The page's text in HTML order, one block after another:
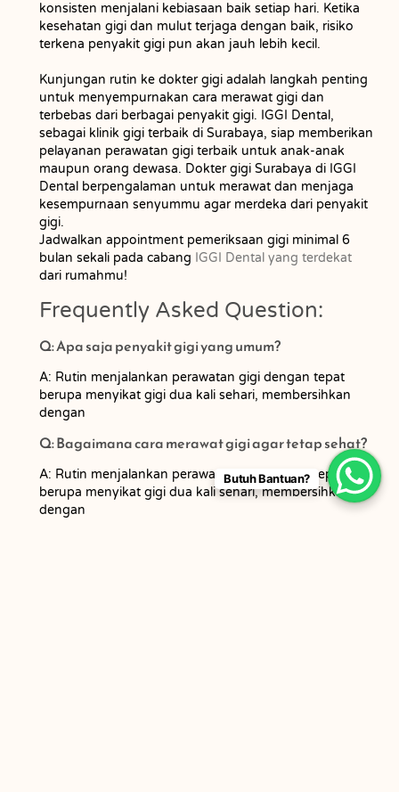
konsisten menjalani kebiasaan baik setiap hari. Ketika
kesehatan gigi dan mulut terjaga dengan baik, risiko
terkena penyakit gigi pun akan jauh lebih kecil.
Kunjungan rutin ke dokter gigi adalah langkah penting
untuk menyempurnakan cara merawat gigi dan
terbebas dari berbagai penyakit gigi. IGGI Dental,
sebagai klinik gigi terbaik di Surabaya, siap memberikan
pelayanan perawatan gigi terbaik untuk anak-anak
maupun orang dewasa. Dokter gigi Surabaya di IGGI
Dental berpengalaman untuk merawat dan menjaga
kesempurnaan senyummu agar merdeka dari penyakit
gigi.
Jadwalkan appointment pemeriksaan gigi minimal 6
bulan sekali pada cabang IGGI Dental yang terdekat
dari rumahmu!
Frequently Asked Question:
Q: Apa saja penyakit gigi yang umum?
A: Rutin menjalankan perawatan gigi dengan tepat
berupa menyikat gigi dua kali sehari, membersihkan
dengan
Q: Bagaimana cara merawat gigi agar tetap sehat?
A: Rutin menjalankan perawatan gigi dengan tepat
berupa menyikat gigi dua kali sehari, membersihkan
dengan
Butuh Bantuan?